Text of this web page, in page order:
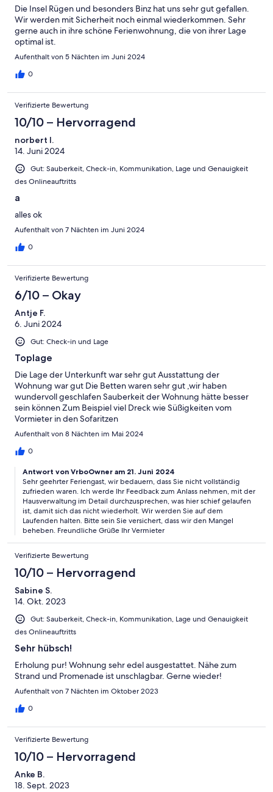
Die Insel Rügen und besonders Binz hat uns sehr gut gefallen.
Wir werden mit Sicherheit noch einmal wiederkommen. Sehr
gerne auch in ihre schöne Ferienwohnung, die von ihrer Lage
optimal ist.
Aufenthalt von 5 Nächten im Juni 2024
0
Verifizierte Bewertung
10/10 – Hervorragend
norbert l.
14. Juni 2024
Gut: Sauberkeit, Check-in, Kommunikation, Lage und Genauigkeit
des Onlineauftritts
a
alles ok
Aufenthalt von 7 Nächten im Juni 2024
0
Verifizierte Bewertung
6/10 – Okay
Antje F.
6. Juni 2024
Gut: Check-in und Lage
Toplage
Die Lage der Unterkunft war sehr gut Ausstattung der
Wohnung war gut Die Betten waren sehr gut ,wir haben
wundervoll geschlafen Sauberkeit der Wohnung hätte besser
sein können Zum Beispiel viel Dreck wie Süßigkeiten vom
Vormieter in den Sofaritzen
Aufenthalt von 8 Nächten im Mai 2024
0
Antwort von VrboOwner am 21. Juni 2024
Sehr geehrter Feriengast, wir bedauern, dass Sie nicht vollständig
zufrieden waren. Ich werde Ihr Feedback zum Anlass nehmen, mit der
Hausverwaltung im Detail durchzusprechen, was hier schief gelaufen
ist, damit sich das nicht wiederholt. Wir werden Sie auf dem
Laufenden halten. Bitte sein Sie versichert, dass wir den Mangel
beheben. Freundliche Grüße Ihr Vermieter
Verifizierte Bewertung
10/10 – Hervorragend
Sabine S.
14. Okt. 2023
Gut: Sauberkeit, Check-in, Kommunikation, Lage und Genauigkeit
des Onlineauftritts
Sehr hübsch!
Erholung pur! Wohnung sehr edel ausgestattet. Nähe zum
Strand und Promenade ist unschlagbar. Gerne wieder!
Aufenthalt von 7 Nächten im Oktober 2023
0
Verifizierte Bewertung
10/10 – Hervorragend
Anke B.
18. Sept. 2023